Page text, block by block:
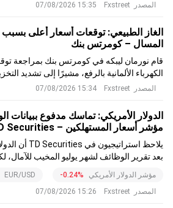
المصدر
Fxstreet
15:35 07/08/2026
الغاز الطبيعي: توقعات أسعار أعلى
المسال – كومرتس بنك
قام نورمان ليبكه في كومرتس بنك بمراجعة
الكهرباء الألمانية بالرفع، مشيرًا إلى تشديد
الاعتماد على الغاز الطبيعي المسال والقيود
مخاطر صعودية.
المصدر Fxstreet
15:34 07/08/2026
الدولار الأمريكي: تماسك مدفوع ببيانات
مؤشر أسعار المستهلكين – TD Securities
بعد تقرير الوظائف لشهر يوليو المخيب للآمال،
أكبر
مؤشر الدولار الأمريكي -0.24%
EUR/USD
المصدر
Fxstreet
15:26 07/08/2026